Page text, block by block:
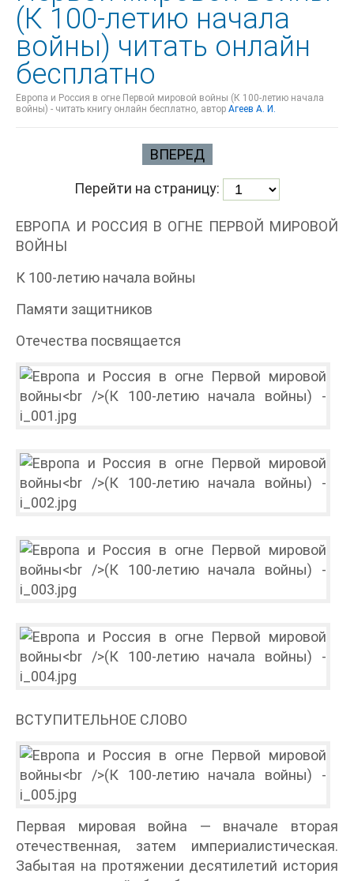
(К 100-летию начала
войны) читать онлайн
бесплатно
Европа и Россия в огне Первой мировой войны (К 100-летию начала
войны) - читать книгу онлайн бесплатно, автор Агеев А. И.
ВПЕРЕД
Перейти на страницу:
ЕВРОПА И РОССИЯ В ОГНЕ ПЕРВОЙ МИРОВОЙ
ВОЙНЫ
К 100-летию начала войны
Памяти защитников
Отечества посвящается
ВСТУПИТЕЛЬНОЕ СЛОВО
Первая мировая война — вначале вторая
отечественная, затем империалистическая.
Забытая на протяжении десятилетий история